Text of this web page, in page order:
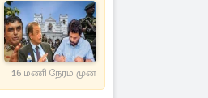
16 மணி நேரம் முன்